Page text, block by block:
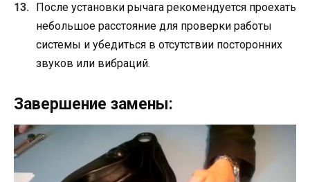
После установки рычага рекомендуется проехать
небольшое расстояние для проверки работы
системы и убедиться в отсутствии посторонних
звуков или вибраций.
Завершение замены: